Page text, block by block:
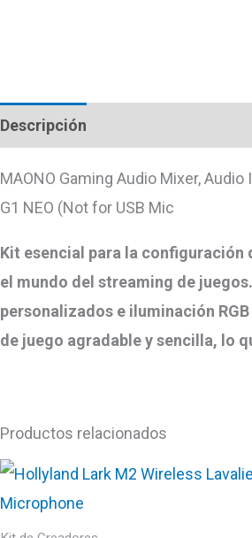
Descripción
MAONO Gaming Audio Mixer,
G1 NEO (Not for USB Mic
Kit esencial para la configuración
el mundo del streaming de
personalizados e iluminación
de juego agradable y sencilla, lo
Productos relacionados